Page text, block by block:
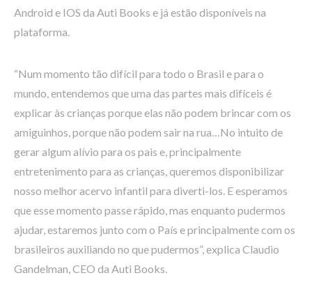
Android e IOS da Auti Books e já estão disponíveis na
plataforma.
“Num momento tão difícil para todo o Brasil e para o
mundo, entendemos que uma das partes mais difíceis é
explicar às crianças porque elas não podem brincar com os
amiguinhos, porque não podem sair na rua…No intuito de
gerar algum alívio para os pais e, principalmente
entretenimento para as crianças, queremos disponibilizar
nosso melhor acervo infantil para diverti-los. E esperamos
que esse momento passe rápido, mas enquanto pudermos
ajudar, estaremos junto com o País e principalmente com os
brasileiros auxiliando no que pudermos”, explica Claudio
Gandelman, CEO da Auti Books.